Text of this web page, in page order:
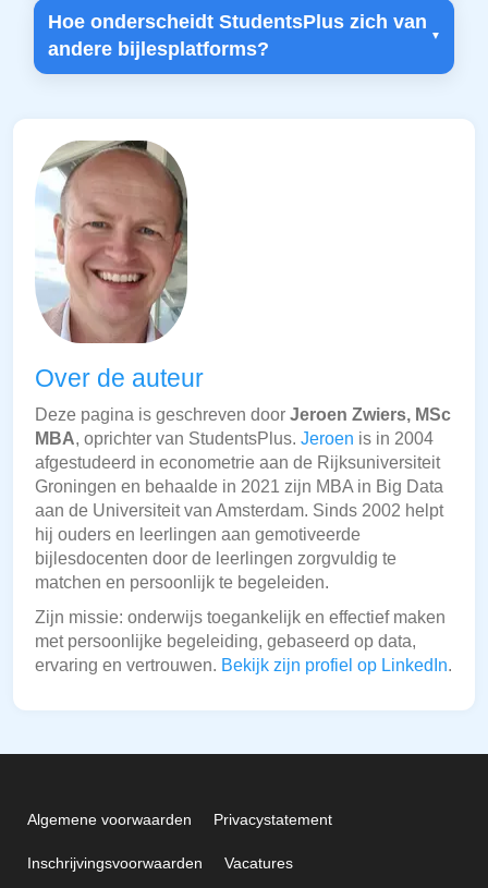
Hoe onderscheidt StudentsPlus zich van
andere bijlesplatforms?
Over de auteur
Deze pagina is geschreven door Jeroen Zwiers, MSc
MBA, oprichter van StudentsPlus. Jeroen is in 2004
afgestudeerd in econometrie aan de Rijksuniversiteit
Groningen en behaalde in 2021 zijn MBA in Big Data
aan de Universiteit van Amsterdam. Sinds 2002 helpt
hij ouders en leerlingen aan gemotiveerde
bijlesdocenten door de leerlingen zorgvuldig te
matchen en persoonlijk te begeleiden.
Zijn missie: onderwijs toegankelijk en effectief maken
met persoonlijke begeleiding, gebaseerd op data,
ervaring en vertrouwen. Bekijk zijn profiel op LinkedIn.
Algemene voorwaarden Privacystatement
Inschrijvingsvoorwaarden Vacatures